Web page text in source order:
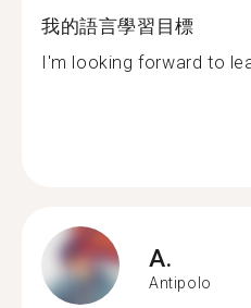
我的語言學習目標
I'm looking forward to
A.
Antipolo